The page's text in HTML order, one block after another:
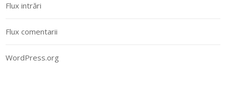
Flux intrări
Flux comentarii
WordPress.org